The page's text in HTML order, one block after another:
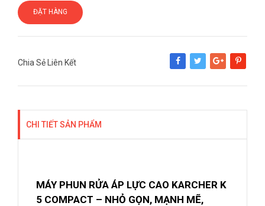
ĐẶT HÀNG
Chia Sẻ Liên Kết
Share Tweet Google+Pinterest
CHI TIẾT SẢN PHẨM
MÁY PHUN RỬA ÁP LỰC CAO KARCHER K
5 COMPACT – NHỎ GỌN, MẠNH MẼ,